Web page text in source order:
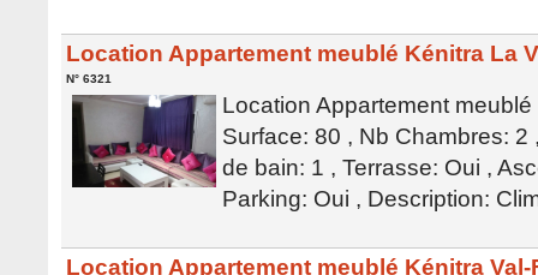
Location Appartement meublé Kénitra La
N° 6321
Location Appartement
Surface: 80 , Nb Chambres:
de bain: 1 , Terrasse: Oui ,
Parking: Oui , Description:
Location Appartement meublé Kénitra Val-